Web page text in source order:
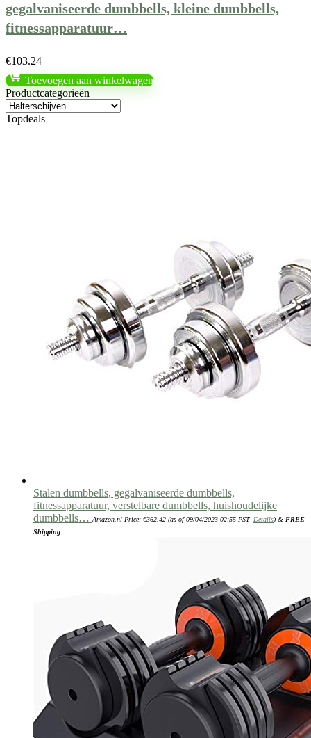
gegalvaniseerde dumbbells, kleine dumbbells,
fitnessapparatuur…
€103.24
Toevoegen aan winkelwagen
Productcategorieën
Topdeals
Stalen dumbbells, gegalvaniseerde dumbbells,
fitnessapparatuur, verstelbare dumbbells, huishoudelijke
dumbbells… Amazon.nl Price: €362.42 (as of 09/04/2023 02:55 PST- Details) & FREE
Shipping